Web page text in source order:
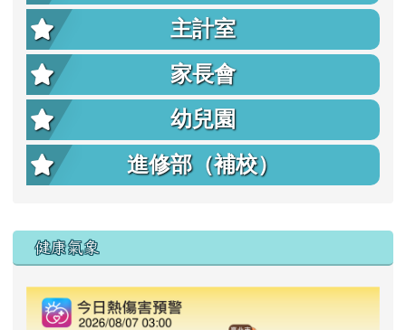
主計室
家長會
幼兒園
進修部（補校）
右邊區域內容
健康氣象